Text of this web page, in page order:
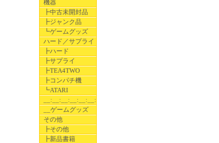
機器
┣中古未開封品
┣ジャンク品
┗ゲームグッズ
ハード／サプライ
┣ハード
┣サプライ
┣TEA4TWO
┣コンパチ機
┗ATARI
__:__:__:__:__:__:__
__ゲームグッズ
その他
┣その他
┣新品書籍